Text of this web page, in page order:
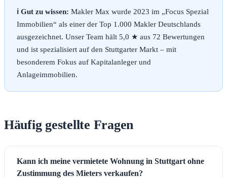
ℹ️ Gut zu wissen: Makler Max wurde 2023 im „Focus Spezial
Immobilien“ als einer der Top 1.000 Makler Deutschlands
ausgezeichnet. Unser Team hält 5,0 ★ aus 72 Bewertungen
und ist spezialisiert auf den Stuttgarter Markt – mit
besonderem Fokus auf Kapitalanleger und
Anlageimmobilien.
Häufig gestellte Fragen
Kann ich meine vermietete Wohnung in Stuttgart ohne
Zustimmung des Mieters verkaufen?